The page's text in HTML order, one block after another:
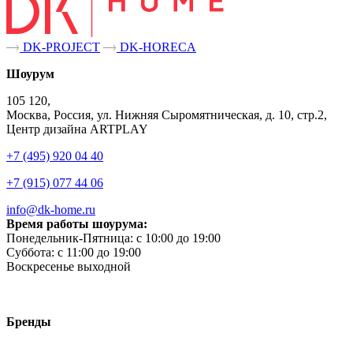
DK-PROJECT
DK-HORECA
Шоурум
105 120,
Москва, Россия, ул. Нижняя Сыромятническая, д. 10, стр.2,
Центр дизайна ARTPLAY
+7 (495) 920 04 40
+7 (915) 077 44 06
info@dk-home.ru
Время работы шоурума:
Понедельник-Пятница: c 10:00 до 19:00
Суббота: c 11:00 до 19:00
Воскресенье выходной
Бренды